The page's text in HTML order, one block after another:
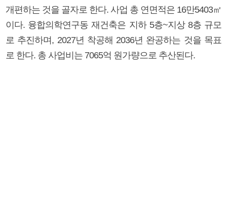
개편하는 것을 골자로 한다. 사업 총 연면적은 16만5403㎡
이다. 융합의학연구동 재건축은 지하 5층~지상 8층 규모
로 추진하며, 2027년 착공해 2036년 완공하는 것을 목표
로 한다. 총 사업비는 7065억 원가량으로 추산된다.